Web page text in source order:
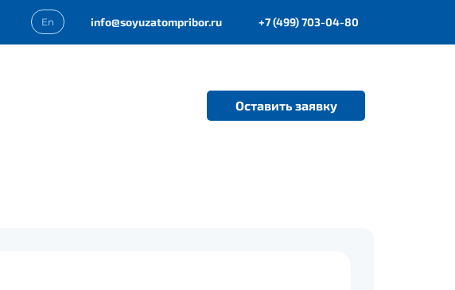
En info@soyuzatompribor.ru +7 (499) 703-04-80
Оставить заявку